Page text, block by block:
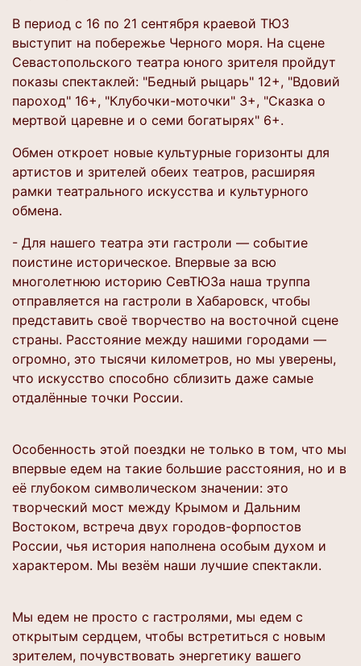
В период с 16 по 21 сентября краевой ТЮЗ
выступит на побережье Черного моря. На сцене
Севастопольского театра юного зрителя пройдут
показы спектаклей: "Бедный рыцарь" 12+, "Вдовий
пароход" 16+, "Клубочки-моточки" 3+, "Сказка о
мертвой царевне и о семи богатырях" 6+.
Обмен откроет новые культурные горизонты для
артистов и зрителей обеих театров, расширяя
рамки театрального искусства и культурного
обмена.
- Для нашего театра эти гастроли — событие
поистине историческое. Впервые за всю
многолетнюю историю СевТЮЗа наша труппа
отправляется на гастроли в Хабаровск, чтобы
представить своё творчество на восточной сцене
страны. Расстояние между нашими городами —
огромно, это тысячи километров, но мы уверены,
что искусство способно сблизить даже самые
отдалённые точки России.
Особенность этой поездки не только в том, что мы
впервые едем на такие большие расстояния, но и в
её глубоком символическом значении: это
творческий мост между Крымом и Дальним
Востоком, встреча двух городов-форпостов
России, чья история наполнена особым духом и
характером. Мы везём наши лучшие спектакли.
Мы едем не просто с гастролями, мы едем с
открытым сердцем, чтобы встретиться с новым
зрителем, почувствовать энергетику вашего